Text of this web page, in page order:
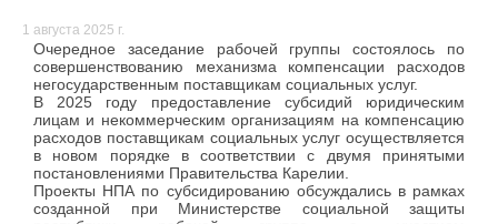
1 августа 2025 г.
Очередное заседание рабочей группы состоялось по
совершенствованию механизма компенсации расходов
негосударственным поставщикам социальных услуг.
В 2025 году предоставление субсидий юридическим
лицам и некоммерческим организациям на компенсацию
расходов поставщикам социальных услуг осуществляется
в новом порядке в соответствии с двумя принятыми
постановлениями Правительства Карелии.
Проекты НПА по субсидированию обсуждались в рамках
созданной при Министерстве социальной защиты